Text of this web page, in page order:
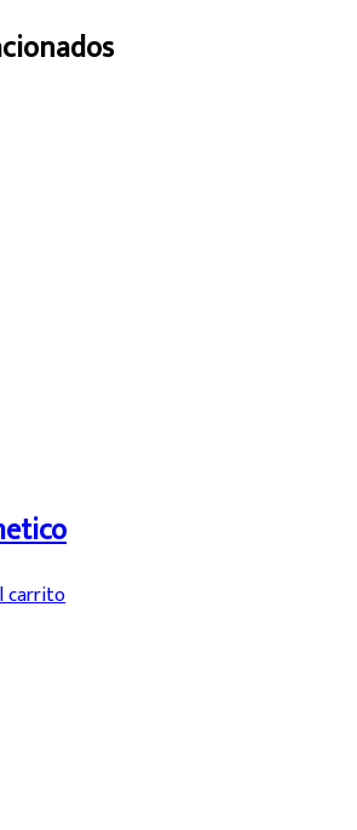
carrito